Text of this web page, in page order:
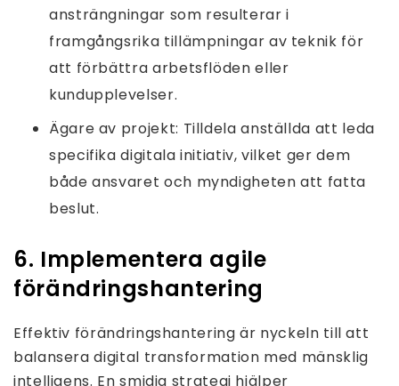
ansträngningar som resulterar i
framgångsrika tillämpningar av teknik för
att förbättra arbetsflöden eller
kundupplevelser.
Ägare av projekt: Tilldela anställda att leda
specifika digitala initiativ, vilket ger dem
både ansvaret och myndigheten att fatta
beslut.
6. Implementera agile
förändringshantering
Effektiv förändringshantering är nyckeln till att
balansera digital transformation med mänsklig
intelligens. En smidig strategi hjälper